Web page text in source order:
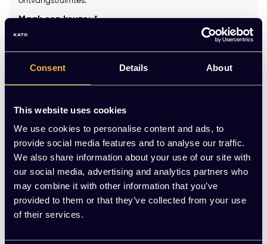
Consent Details About
This website uses cookies
We use cookies to personalise content and ads, to
provide social media features and to analyse our traffic.
We also share information about your use of our site with
our social media, advertising and analytics partners who
may combine it with other information that you’ve
provided to them or that they’ve collected from your use
of their services.
Maak een keuze:*
Kleur frame :
Aantal
Toevoegen aan winkelwagen
Vraag jouw persoonlijke aanbieding aan